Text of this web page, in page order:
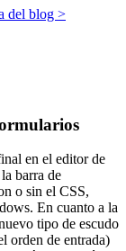
del blog >
en el editor de
barra de
o sin el CSS,
En cuanto a la
tipo de escudo
orden de entrada)